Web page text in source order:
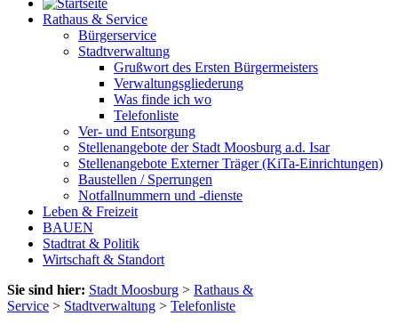
Rathaus & Service
Bürgerservice
Stadtverwaltung
Grußwort des Ersten Bürgermeisters
Verwaltungsgliederung
Was finde ich wo
Telefonliste
Ver- und Entsorgung
Stellenangebote der Stadt Moosburg a.d. Isar
Stellenangebote Externer Träger (KiTa-Einrichtungen)
Baustellen / Sperrungen
Notfallnummern und -dienste
Leben & Freizeit
BAUEN
Stadtrat & Politik
Wirtschaft & Standort
Sie sind hier: Stadt Moosburg > Rathaus &
Service > Stadtverwaltung > Telefonliste